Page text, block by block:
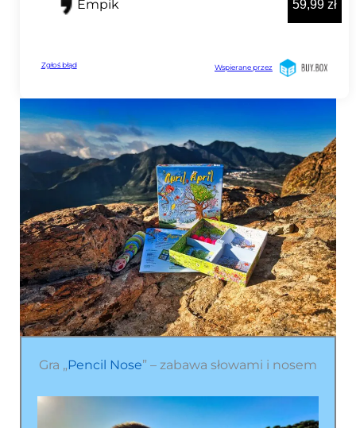
Gra „Pencil Nose” – zabawa słowami i nosem